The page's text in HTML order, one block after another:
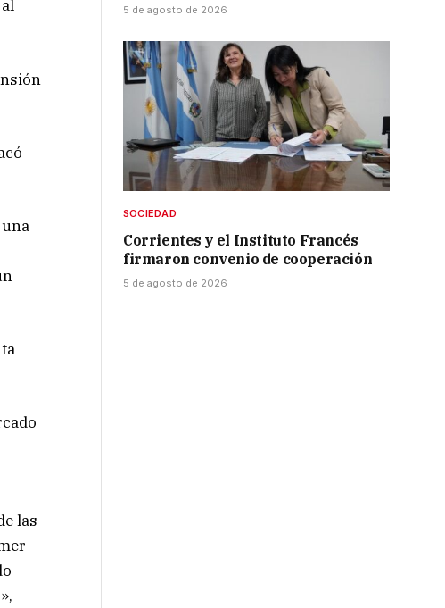
las
5 de agosto de 2026
SOCIEDAD
Corrientes y el Instituto Francés
firmaron convenio de cooperación
5 de agosto de 2026